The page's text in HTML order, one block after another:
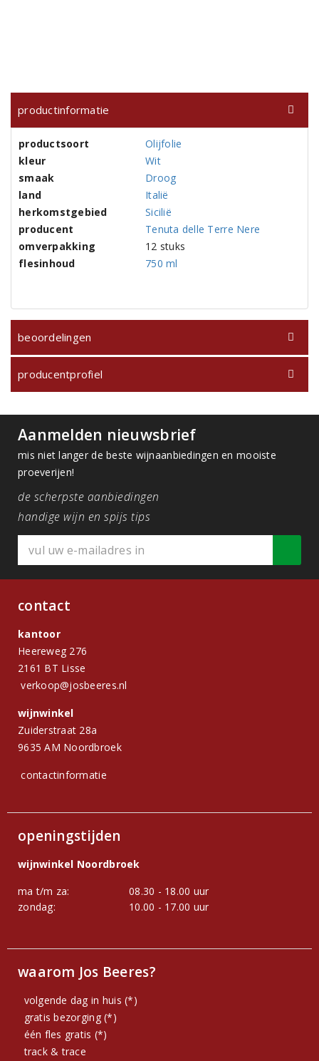
productinformatie
productsoort
Olijfolie
kleur
Wit
smaak
Droog
land
Italië
herkomstgebied
Sicilië
producent
Tenuta delle Terre Nere
omverpakking
12 stuks
flesinhoud
750 ml
beoordelingen
producentprofiel
Aanmelden nieuwsbrief
mis niet langer de beste wijnaanbiedingen en mooiste
proeverijen!
de scherpste aanbiedingen
handige wijn en spijs tips
contact
kantoor
Heereweg 276
2161 BT Lisse
verkoop@josbeeres.nl
wijnwinkel
Zuiderstraat 28a
9635 AM Noordbroek
contactinformatie
openingstijden
wijnwinkel Noordbroek
ma t/m za:
08.30 - 18.00 uur
zondag:
10.00 - 17.00 uur
waarom Jos Beeres?
volgende dag in huis (*)
gratis bezorging (*)
één fles gratis (*)
track & trace